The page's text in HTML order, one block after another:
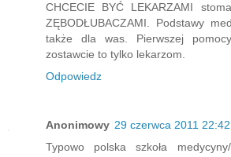
CHCECIE BYĆ LEKARZAMI
ZĘBODŁUBACZAMI. Podstawy
także dla was. Pierwszej
zostawcie to tylko lekarzom.
Odpowiedz
Anonimowy 29 czerwca 2011 22:42
Typowo polska szkoła